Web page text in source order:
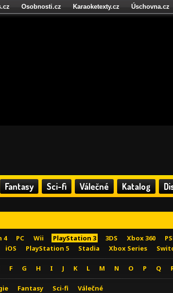
Fantasy Sci-fi Válečné Katalog
4 PC Wii PlayStation 3 3DS Xbox 360
iOS PlayStation 5 Stadia Xbox Series
F G H I J K L M N O P Q
Fantasy Sci-fi Válečné
Osobnosti.cz Karaoketexty.cz Úschovna.cz